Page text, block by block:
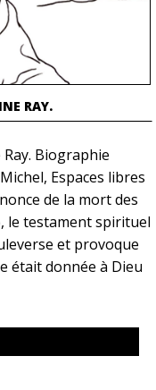
RAY.
Biographie
Espaces libres
de la mort des
le testament spirituel
et provoque
était donnée à Dieu